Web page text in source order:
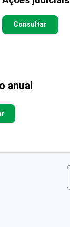
Consultar
anual